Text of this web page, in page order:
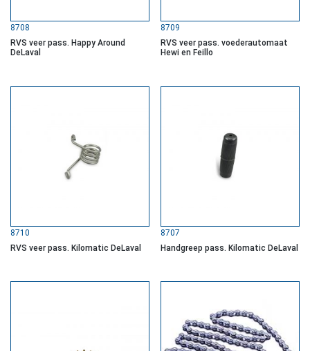
8708
RVS veer pass. Happy Around
DeLaval
8709
RVS veer pass. voederautomaat
Hewi en Feillo
8710
RVS veer pass. Kilomatic DeLaval
8707
Handgreep pass. Kilomatic DeLaval